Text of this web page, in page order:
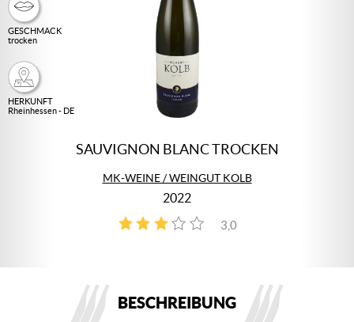
GESCHMACK
trocken
HERKUNFT
Rheinhessen - DE
SAUVIGNON BLANC TROCKEN
MK-WEINE / WEINGUT KOLB
2022
3,0
1
BESCHREIBUNG